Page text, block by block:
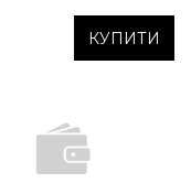
КУПИТИ